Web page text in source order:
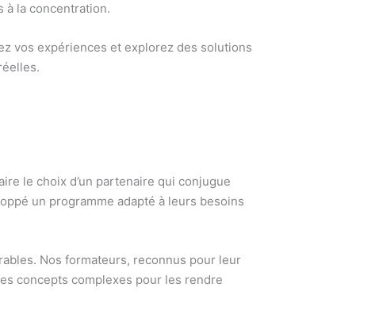
à la concentration.
vos expériences et explorez des solutions
le choix d’un partenaire qui conjugue
un programme adapté à leurs besoins
Nos formateurs, reconnus pour leur
concepts complexes pour les rendre